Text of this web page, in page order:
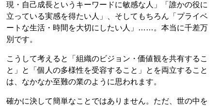
現・自己成長というキーワードに敏感な人」「誰かの役に
立っている実感を得たい人」、そしてもちろん「プライベ
ートな生活・時間を大切にしたい人」……。本当に千差万
別です。
こうして考えると「組織のビジョン・価値観を共有するこ
と」と「個人の多様性を受容すること」とを両立すること
は、なかなか至難の業のように思われます。
確かに決して簡単なことではありません。ただ、世の中を